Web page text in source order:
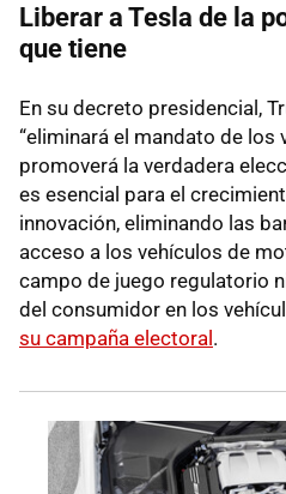
Liberar a Tesla de la
que tiene
En su decreto presidencial,
“eliminará el mandato de los
promoverá la verdadera
es esencial para el
innovación, eliminando las
acceso a los vehículos de
campo de juego regulatorio
del consumidor en los
su campaña electoral.